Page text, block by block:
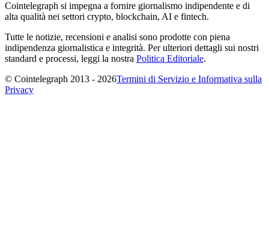
Cointelegraph si impegna a fornire giornalismo indipendente e di
alta qualità nei settori crypto, blockchain, AI e fintech.
Tutte le notizie, recensioni e analisi sono prodotte con piena
indipendenza giornalistica e integrità. Per ulteriori dettagli sui nostri
standard e processi, leggi la nostra Politica Editoriale.
© Cointelegraph 2013 - 2026Termini di Servizio e Informativa sulla
Privacy